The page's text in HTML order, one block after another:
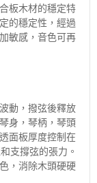
板木材的穩定特
的穩定性，經過
敏感，音色可再
動，撥弦後釋放
身，琴柄，琴頭
面板厚度控制在
支撐弦的張力。
，消除木頭硬硬